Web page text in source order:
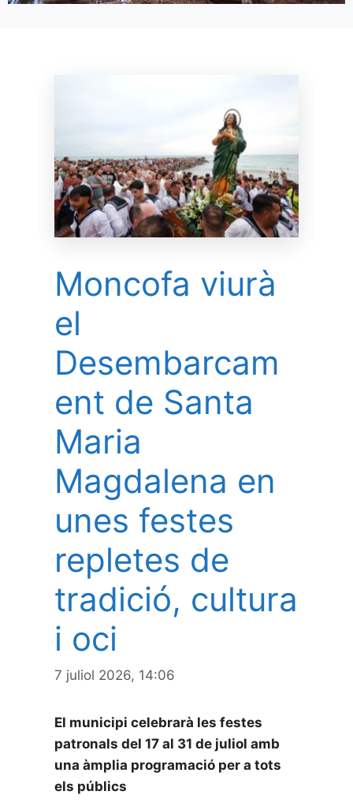
Moncofa viurà
el
Desembarcam
ent de Santa
Maria
Magdalena en
unes festes
repletes de
tradició, cultura
i oci
7 juliol 2026, 14:06
El municipi celebrarà les festes
patronals del 17 al 31 de juliol amb
una àmplia programació per a tots
els públics